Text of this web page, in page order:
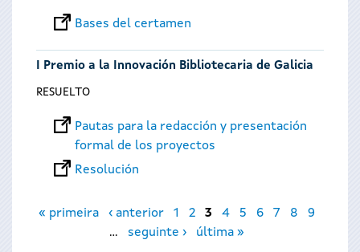
Bases del certamen
I Premio a la Innovación Bibliotecaria de Galicia
RESUELTO
Pautas para la redacción y presentación
formal de los proyectos
Resolución
Páginas
« primeira ‹ anterior 1 2 3 4 5 6 7 8
9
…
seguinte › última »